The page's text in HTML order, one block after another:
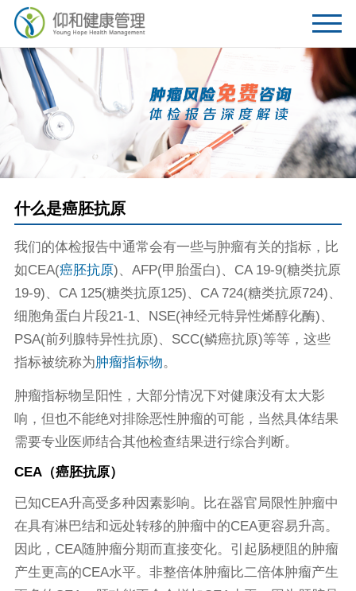
什么是癌胚抗原
我们的体检报告中通常会有一些与肿瘤有关的指标，比
如CEA(癌胚抗原)、AFP(甲胎蛋白)、CA 19-9(糖类抗原
19-9)、CA 125(糖类抗原125)、CA 724(糖类抗原724)、
细胞角蛋白片段21-1、NSE(神经元特异性烯醇化酶)、
PSA(前列腺特异性抗原)、SCC(鳞癌抗原)等等，这些
指标被统称为肿瘤指标物。
肿瘤指标物呈阳性，大部分情况下对健康没有太大影
响，但也不能绝对排除恶性肿瘤的可能，当然具体结果
需要专业医师结合其他检查结果进行综合判断。
CEA（癌胚抗原）
已知CEA升高受多种因素影响。比在器官局限性肿瘤中
在具有淋巴结和远处转移的肿瘤中的CEA更容易升高。
因此，CEA随肿瘤分期而直接变化。引起肠梗阻的肿瘤
产生更高的CEA水平。非整倍体肿瘤比二倍体肿瘤产生